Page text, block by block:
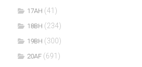
17AH (41)
18BH (234)
19BH (300)
20AF (691)